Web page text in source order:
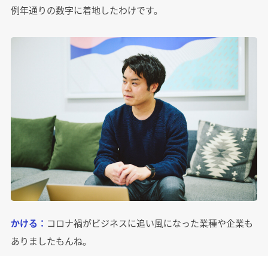
例年通りの数字に着地したわけです。
かける： コロナ禍がビジネスに追い風になった業種や企業も
ありましたもんね。